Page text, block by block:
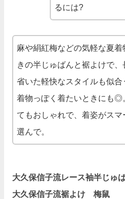
るには?
麻や絹紅梅などの気軽な夏
きの半じゅばんと裾よけで、
省いた軽快なスタイルも似合
着物っぽく着たいときにも◎
てもおしゃれで、着姿がスマ
選んで。
大久保信子流レース袖半じゅ
大久保信子流裾よけ 梅鼠